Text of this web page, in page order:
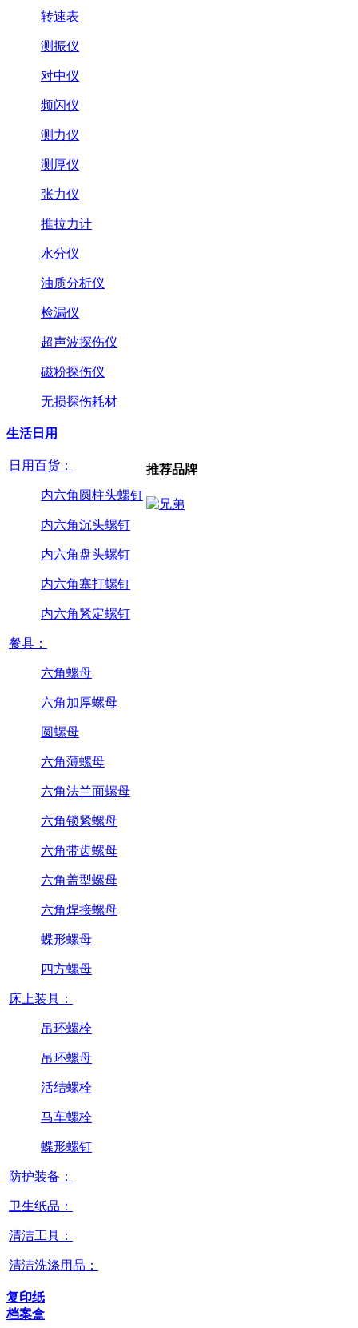
转速表
测振仪
对中仪
频闪仪
测力仪
测厚仪
张力仪
推拉力计
水分仪
油质分析仪
检漏仪
超声波探伤仪
磁粉探伤仪
无损探伤耗材
生活日用
日用百货：
内六角圆柱头螺钉
内六角沉头螺钉
内六角盘头螺钉
内六角塞打螺钉
内六角紧定螺钉
餐具：
六角螺母
六角加厚螺母
圆螺母
六角薄螺母
六角法兰面螺母
六角锁紧螺母
六角带齿螺母
六角盖型螺母
六角焊接螺母
蝶形螺母
四方螺母
床上装具：
吊环螺栓
吊环螺母
活结螺栓
马车螺栓
蝶形螺钉
防护装备：
卫生纸品：
清洁工具：
清洁洗涤用品：
推荐品牌
复印纸
档案盒